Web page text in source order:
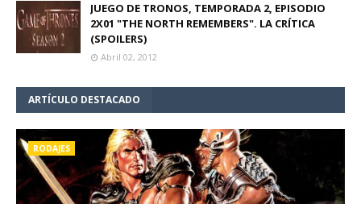
JUEGO DE TRONOS, TEMPORADA 2, EPISODIO
2X01 "THE NORTH REMEMBERS". LA CRÍTICA
(SPOILERS)
Abril 02, 2012
ARTÍCULO DESTACADO
RODAJES